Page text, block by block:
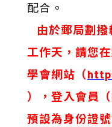
配合。
由於郵局劃
工作天，請您
學會網站（
），登入會員
預設為身份證